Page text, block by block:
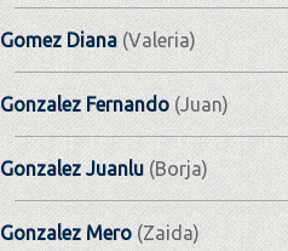
Gomez Diana(Valeria)
Gonzalez Fernando (Juan)
Gonzalez Juanlu(Borja)
Gonzalez Mero (Zaida)